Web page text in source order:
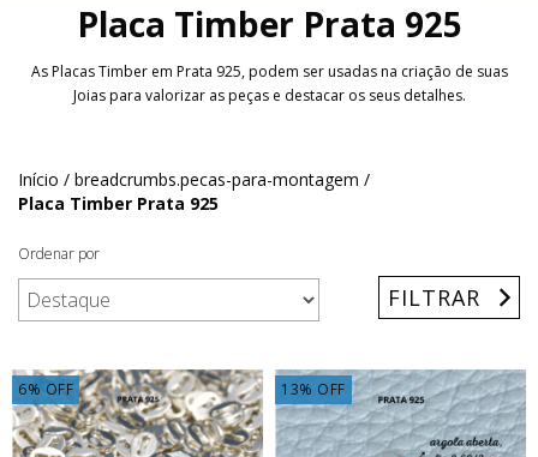
Placa Timber Prata 925
As Placas Timber em Prata 925, podem ser usadas na criação de suas
Joias para valorizar as peças e destacar os seus detalhes.
Início / breadcrumbs.pecas-para-montagem /
Placa Timber Prata 925
Ordenar por
FILTRAR
6% OFF 13% OFF